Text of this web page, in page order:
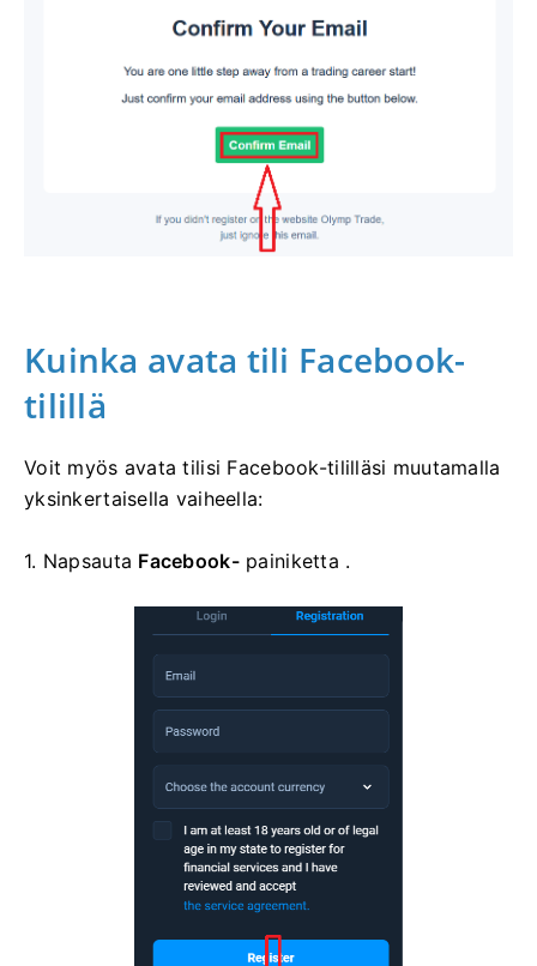
Kuinka avata tili Facebook-
tilillä
Voit myös avata tilisi Facebook-tililläsi muutamalla
yksinkertaisella vaiheella:
1. Napsauta Facebook-painiketta .